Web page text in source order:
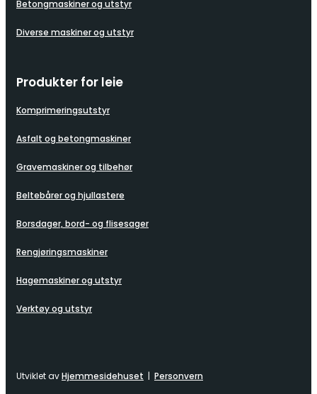
Betongmaskiner og utstyr
Diverse maskiner og utstyr
Produkter for leie
Komprimeringsutstyr
Asfalt og betongmaskiner
Gravemaskiner og tilbehør
Beltebårer og hjullastere
Borsdager, bord- og flisesager
Rengjøringsmaskiner
Hagemaskiner og utstyr
Verktøy og utstyr
Utviklet avHjemmesidehuset | Personvern